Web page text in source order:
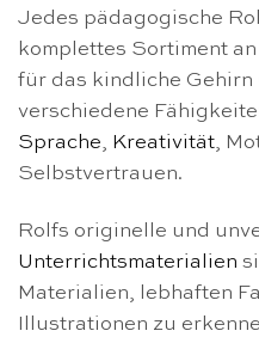
Jedes pädagogische
komplettes Sortiment
für das kindliche Gehirn
verschiedene
Sprache, Kreativität,
Selbstvertrauen.
Rolfs originelle und
Unterrichtsmaterialien
Materialien, lebhaften
Illustrationen zu